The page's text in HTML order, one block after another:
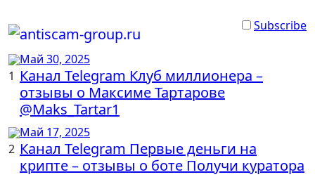
содержанию
Subscribe
1
Май 30, 2025
Канал Telegram Клуб миллионера –
отзывы о Максиме Тартарове
@Maks_Tartar1
2
Май 17, 2025
Канал Telegram Первые деньги на
крипте – отзывы о боте Получи куратора